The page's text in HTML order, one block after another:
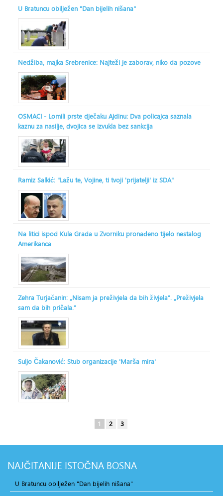
U Bratuncu obilježen "Dan bijelih nišana"
Nedžiba, majka Srebrenice: Najteži je zaborav, niko da pozove
OSMACI - Lomili prste dječaku Ajdinu: Dva policajca saznala
kaznu za nasilje, dvojica se izvukla bez sankcija
Ramiz Salkić: "Lažu te, Vojine, ti tvoji 'prijatelji' iz SDA"
Na litici ispod Kula Grada u Zvorniku pronađeno tijelo nestalog
Amerikanca
Zehra Turjačanin: „Nisam ja preživjela da bih živjela“. „Preživjela
sam da bih pričala.“
Suljo Čakanović: Stub organizacije 'Marša mira'
1 2 3
NAJČITANIJE ISTOČNA BOSNA
U Bratuncu obilježen "Dan bijelih nišana"